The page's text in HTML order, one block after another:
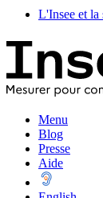
L'Insee et la
Menu
Blog
Presse
Aide